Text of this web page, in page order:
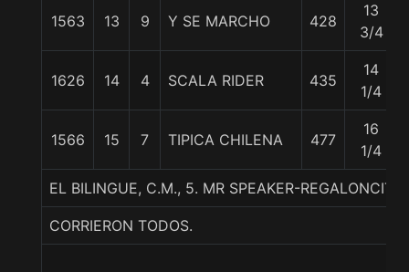
1563 13 9 Y SE MARCHO 428
13
3/4
1626 14 4 SCALA RIDER 435
14
1/4
1566 15 7 TIPICA CHILENA 477
16
1/4
EL BILINGUE, C.M., 5. MR SPEAKER-
CORRIERON TODOS.